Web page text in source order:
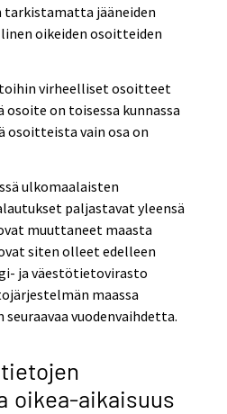
tarkistamatta jääneiden
oikeiden osoitteiden
virheelliset osoitteet
osoite on toisessa kunnassa
osoitteista vain osa on
ulkomaalaisten
paljastavat yleensä
muuttaneet maasta
siten olleet edelleen
ja väestötietovirasto
maassa
vuodenvaihdetta.
oikea-aikaisuus